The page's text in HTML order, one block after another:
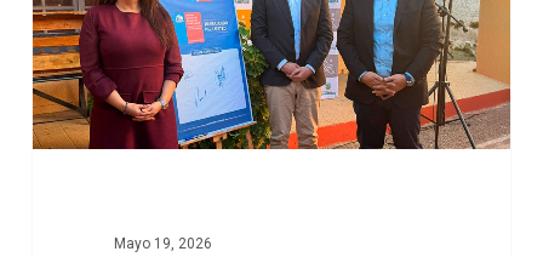
Mayo 19, 2026